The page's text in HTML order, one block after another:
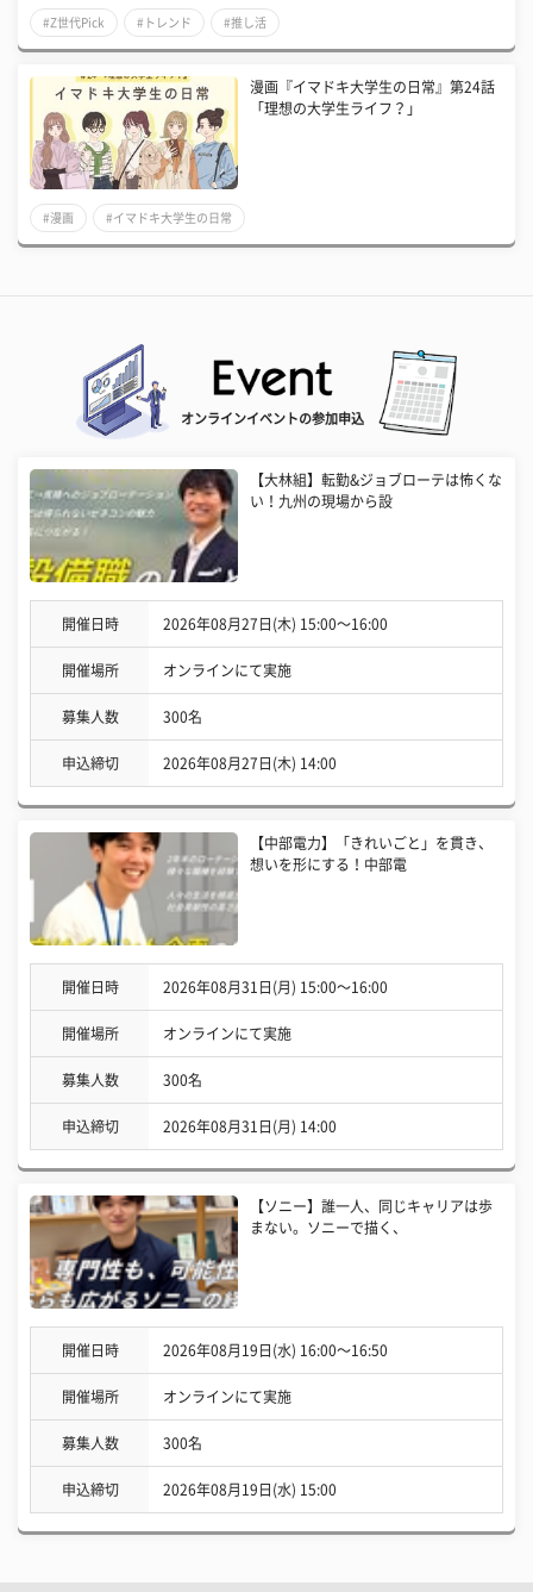
#Z世代Pick #トレンド #推し活
漫画『イマドキ大学生の日常』第24話
「理想の大学生ライフ？」
#漫画 #イマドキ大学生の日常
オンラインイベントの参加申込
【大林組】転勤&ジョブローテは怖くな
い！九州の現場から設
開催日時 2026年08月27日(木) 15:00〜16:00
開催場所 オンラインにて実施
募集人数 300名
申込締切 2026年08月27日(木) 14:00
【中部電力】「きれいごと」を貫き、
想いを形にする！中部電
開催日時 2026年08月31日(月) 15:00〜16:00
開催場所 オンラインにて実施
募集人数 300名
申込締切 2026年08月31日(月) 14:00
【ソニー】誰一人、同じキャリアは歩
まない。ソニーで描く、
開催日時 2026年08月19日(水) 16:00〜16:50
開催場所 オンラインにて実施
募集人数 300名
申込締切 2026年08月19日(水) 15:00